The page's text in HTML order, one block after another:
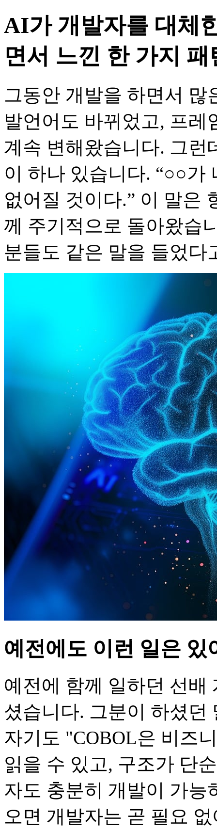
AI가 개발자를 대체
면서 느낀 한 가지 패
그동안 개발을 하면서 많
발언어도 바뀌었고, 프
계속 변해왔습니다. 그런
이 하나 있습니다. “○○가
없어질 것이다.” 이 말은
께 주기적으로 돌아왔습
분들도 같은 말을 들었다
예전에도 이런 일은 있
예전에 함께 일하던 선배
셨습니다. 그분이 하셨던
자기도 "COBOL은 비즈
읽을 수 있고, 구조가 단
자도 충분히 개발이 가능
오면 개발자는 곧 필요